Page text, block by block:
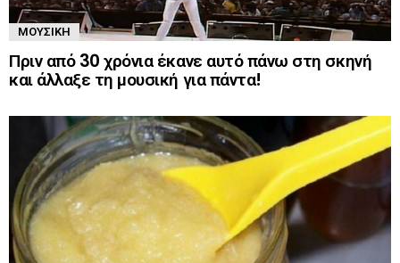
ΜΟΥΣΙΚΉ
Πριν από 30 χρόνια έκανε αυτό πάνω στη σκηνή
και άλλαξε τη μουσική για πάντα!